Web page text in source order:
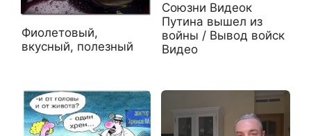
Фиолетовый,
вкусный, полезный
Союзни Видеок
Путина вышел из
войны / Вывод войск
Видео